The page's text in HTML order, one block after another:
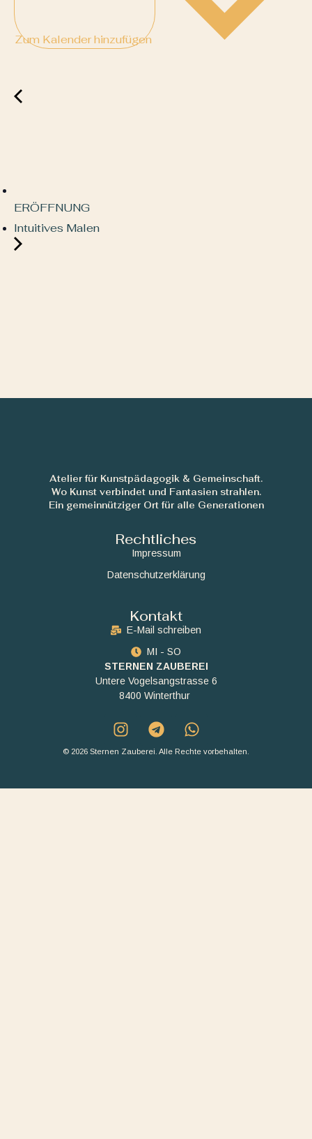
Zum Kalender hinzufügen
ERÖFFNUNG
Intuitives Malen
Atelier für Kunstpädagogik & Gemeinschaft.
Wo Kunst verbindet und Fantasien strahlen.
Ein gemeinnütziger Ort für alle Generationen
Rechtliches
Impressum
Datenschutzerklärung
Kontakt
E-Mail schreiben
MI - SO
STERNEN ZAUBEREI
Untere Vogelsangstrasse 6
8400 Winterthur
© 2026 Sternen Zauberei. Alle Rechte vorbehalten.